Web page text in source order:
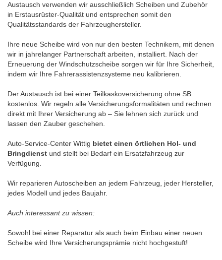
Austausch verwenden wir ausschließlich Scheiben und Zubehör
in Erstausrüster-Qualität und entsprechen somit den
Qualitätsstandards der Fahrzeughersteller.
Ihre neue Scheibe wird von nur den besten Technikern, mit denen
wir in jahrelanger Partnerschaft arbeiten, installiert. Nach der
Erneuerung der Windschutzscheibe sorgen wir für Ihre Sicherheit,
indem wir Ihre Fahrerassistenzsysteme neu kalibrieren.
Der Austausch ist bei einer Teilkaskoversicherung ohne SB
kostenlos. Wir regeln alle Versicherungsformalitäten und rechnen
direkt mit Ihrer Versicherung ab – Sie lehnen sich zurück und
lassen den Zauber geschehen.
Auto-Service-Center Wittig bietet einen örtlichen Hol- und
Bringdienst und stellt bei Bedarf ein Ersatzfahrzeug zur
Verfügung.
Wir reparieren Autoscheiben an jedem Fahrzeug, jeder Hersteller,
jedes Modell und jedes Baujahr.
Auch interessant zu wissen:
Sowohl bei einer Reparatur als auch beim Einbau einer neuen
Scheibe wird Ihre Versicherungsprämie nicht hochgestuft!